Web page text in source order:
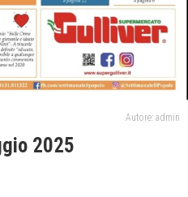
Autore: admin
2025